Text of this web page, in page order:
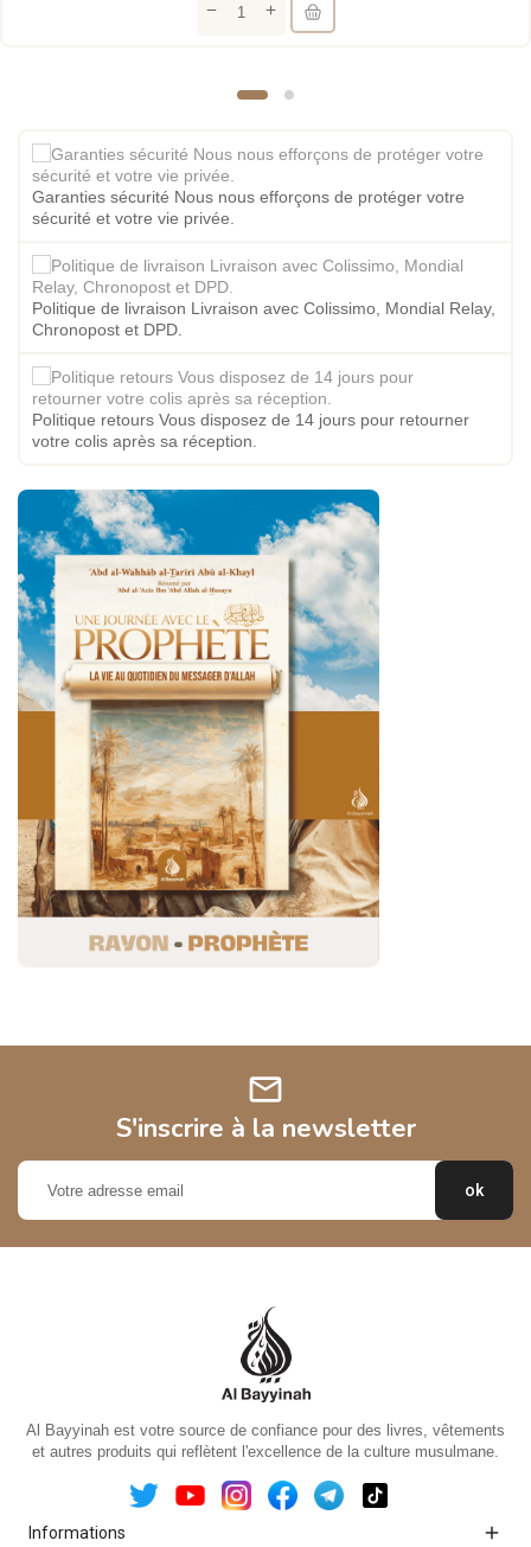
Garanties sécurité Nous nous efforçons de protéger votre
sécurité et votre vie privée.
Politique de livraison Livraison avec Colissimo, Mondial Relay,
Chronopost et DPD.
Politique retours Vous disposez de 14 jours pour retourner
votre colis après sa réception.
mail
S'inscrire à la newsletter
Al Bayyinah est votre source de confiance pour des livres, vêtements
et autres produits qui reflètent l'excellence de la culture musulmane.
Informations 